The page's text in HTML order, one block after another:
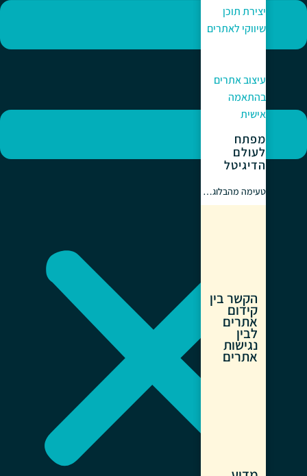
יצירת תוכן
שיווקי לאתרים
עיצוב אתרים
בהתאמה
אישית
מפתח
לעולם
הדיגיטל
טעימה מהבלוג…
הקשר בין
קידום
אתרים
לבין
נגישות
אתרים